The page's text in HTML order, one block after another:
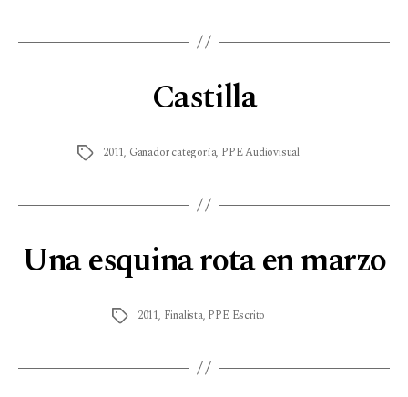
Castilla
2011, Ganador categoría, PPE Audiovisual
Una esquina rota en marzo
2011, Finalista, PPE Escrito